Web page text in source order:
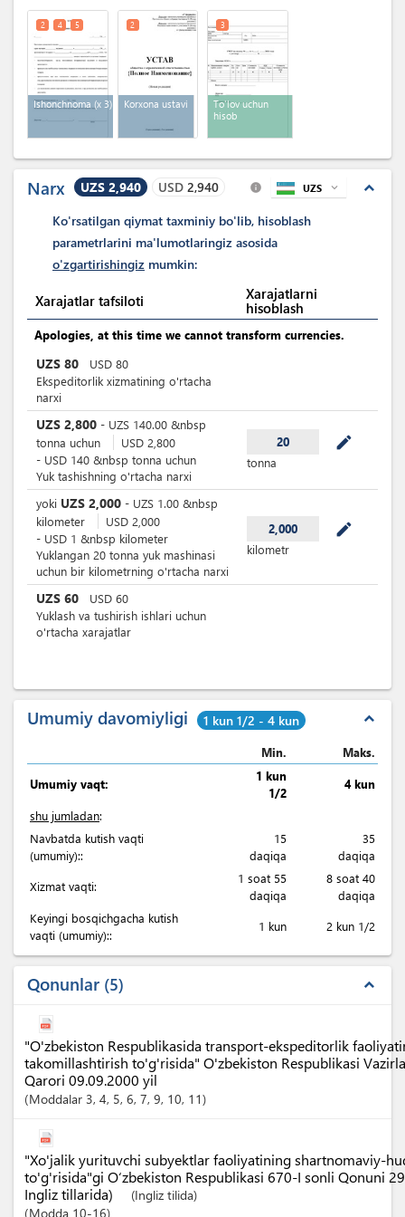
guvohnoma
Ishonchnoma (x 3)
2 4 5
Korxona ustavi
2
To'lov uchun
hisob
3
Narx UZS 2,940 USD 2,940 expand_less
info UZS expand_more
Ko'rsatilgan qiymat taxminiy bo'lib, hisoblash
parametrlarini ma'lumotlaringiz asosida
o'zgartirishingiz mumkin:
Xarajatlar tafsiloti
Xarajatlarni
hisoblash
Apologies, at this time we cannot transform currencies.
UZS 80 USD 80
Ekspeditorlik xizmatining o'rtacha
narxi
UZS 2,800 - UZS 140.00 &nbsp
tonna uchun
USD 2,800
- USD 140 &nbsp tonna uchun
Yuk tashishning o'rtacha narxi
20 mode_edit
tonna
yoki UZS 2,000 - UZS 1.00 &nbsp
kilometer
USD 2,000
- USD 1 &nbsp kilometer
Yuklangan 20 tonna yuk mashinasi
uchun bir kilometrning o'rtacha narxi
2,000 mode_edit
kilometr
UZS 60 USD 60
Yuklash va tushirish ishlari uchun
o'rtacha xarajatlar
Umumiy davomiyligi 1 kun 1/2 - 4 kun expand_less
Min. Maks.
Umumiy vaqt:
1 kun
1/2
4 kun
shu jumladan:
Navbatda kutish vaqti
(umumiy)::
15
daqiqa
35
daqiqa
Xizmat vaqti:
1 soat 55
daqiqa
8 soat 40
daqiqa
Keyingi bosqichgacha kutish
vaqti (umumiy)::
1 kun 2 kun 1/2
Qonunlar 5 expand_less
"O'zbekiston Respublikasida transport-ekspeditorlik
takomillashtirish to'g'risida" O'zbekiston Respublikasi
Qarori 09.09.2000 yil
Moddalar 3, 4, 5, 6, 7, 9, 10, 11
"Xo'jalik yurituvchi subyektlar faoliyatining shartnomaviy-
to'g'risida"gi O‘zbekiston Respublikasi 670-I sonli Qonuni
Ingliz tillarida)
(Ingliz tilida)
Modda 10-16